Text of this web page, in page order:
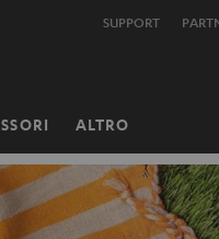
SUPPORT
ALTRO